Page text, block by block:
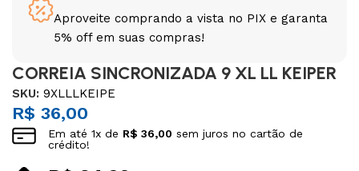
Aproveite comprando a vista no PIX e garanta
5% off em suas compras!
CORREIA SINCRONIZADA 9 XL LL KEIPER
SKU:9XLLLKEIPE
R$ 36,00
Em até1x de R$ 36,00 sem juros no cartão de
crédito!